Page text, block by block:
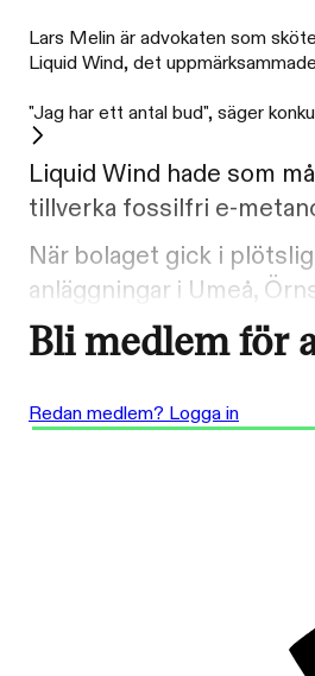
Lars Melin är advokaten som
Liquid Wind, det
"Jag har ett antal bud", säger
Liquid Wind hade som
tillverka fossilfri e-
När bolaget gick i plötslig
anläggningar i Umeå,
Bli medlem för
Redan medlem? Logga in